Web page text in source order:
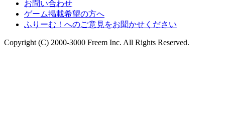
お問い合わせ
ゲーム掲載希望の方へ
ふりーむ！へのご意見をお聞かせください
Copyright (C) 2000-3000 Freem Inc. All Rights Reserved.